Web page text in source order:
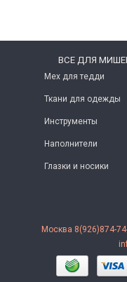
ВСЕ ДЛЯ
Мех для тедди
Ткани для одежды
Инструменты
Наполнители
Глазки и носики
Москва 8(926)874-